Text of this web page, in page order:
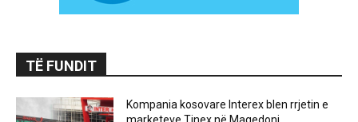
TË FUNDIT
Kompania kosovare Interex blen rrjetin e